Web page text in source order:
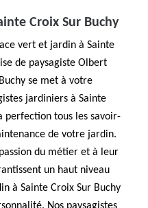
Croix Sur Buchy
vert et jardin à Sainte
de paysagiste Olbert
se met à votre
jardiniers à Sainte
perfection tous les savoir-
de votre jardin.
du métier et à leur
un haut niveau
à Sainte Croix Sur Buchy